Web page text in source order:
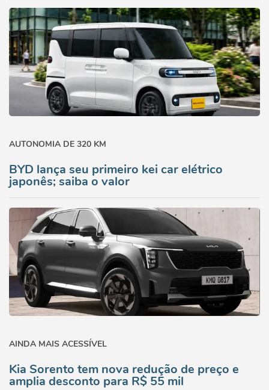
AUTONOMIA DE 320 KM
BYD lança seu primeiro kei car elétrico
japonês; saiba o valor
AINDA MAIS ACESSÍVEL
Kia Sorento tem nova redução de preço e
amplia desconto para R$ 55 mil